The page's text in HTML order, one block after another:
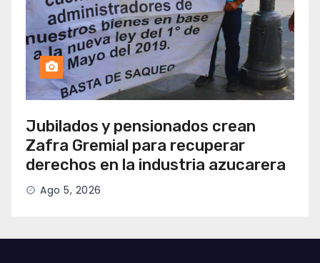
Jubilados y pensionados crean
Zafra Gremial para recuperar
derechos en la industria azucarera
Ago 5, 2026